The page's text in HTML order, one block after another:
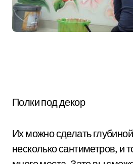
Полки под декор
Их можно сделать
несколько сантиметров, и